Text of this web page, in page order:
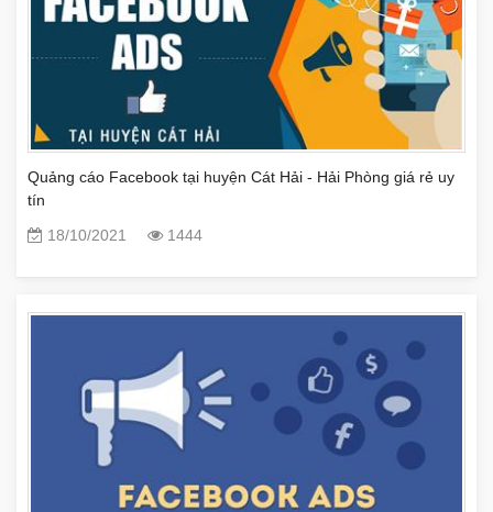
Quảng cáo Facebook tại huyện Cát Hải - Hải Phòng giá rẻ uy
tín
18/10/2021
1444